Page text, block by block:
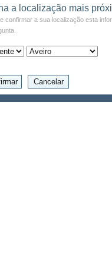
a localização mais
confirmar a sua localização esta